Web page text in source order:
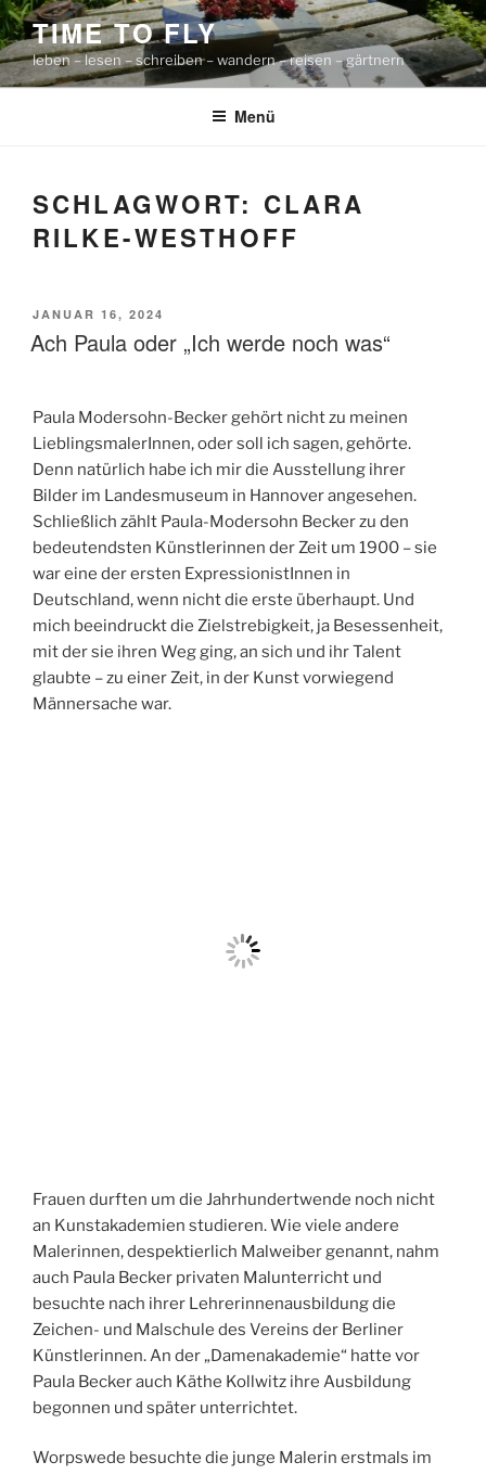
Zum
Inhalt
springen
TIME TO FLY
leben – lesen – schreiben – wandern – reisen – gärtnern
Menü
SCHLAGWORT: CLARA
RILKE-WESTHOFF
VERÖFFENTLICHT
AM
JANUAR 16, 2024
Ach Paula oder „Ich werde noch was“
Paula Modersohn-Becker gehört nicht zu meinen
LieblingsmalerInnen, oder soll ich sagen, gehörte.
Denn natürlich habe ich mir die Ausstellung ihrer
Bilder im Landesmuseum in Hannover angesehen.
Schließlich zählt Paula-Modersohn Becker zu den
bedeutendsten Künstlerinnen der Zeit um 1900 – sie
war eine der ersten ExpressionistInnen in
Deutschland, wenn nicht die erste überhaupt. Und
mich beeindruckt die Zielstrebigkeit, ja Besessenheit,
mit der sie ihren Weg ging, an sich und ihr Talent
glaubte – zu einer Zeit, in der Kunst vorwiegend
Männersache war.
Frauen durften um die Jahrhundertwende noch nicht
an Kunstakademien studieren. Wie viele andere
Malerinnen, despektierlich Malweiber genannt, nahm
auch Paula Becker privaten Malunterricht und
besuchte nach ihrer Lehrerinnenausbildung die
Zeichen- und Malschule des Vereins der Berliner
Künstlerinnen. An der „Damenakademie“ hatte vor
Paula Becker auch Käthe Kollwitz ihre Ausbildung
begonnen und später unterrichtet.
Worpswede besuchte die junge Malerin erstmals im